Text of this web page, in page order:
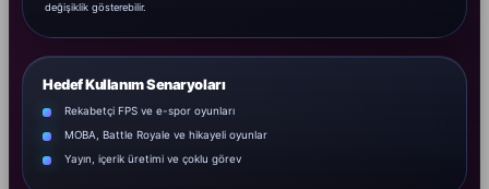
değişiklik gösterebilir.
Hedef Kullanım Senaryoları
Rekabetçi FPS ve e-spor oyunları
MOBA, Battle Royale ve hikayeli oyunlar
Yayın, içerik üretimi ve çoklu görev